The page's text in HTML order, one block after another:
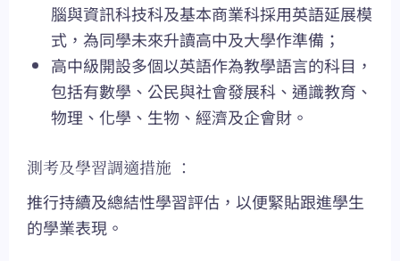
腦與資訊科技科及基本商業科採用英語延展模
式，為同學未來升讀高中及大學作準備；
高中級開設多個以英語作為教學語言的科目，
包括有數學、公民與社會發展科、通識教育、
物理、化學、生物、經濟及企會財。
測考及學習調適措施 ：
推行持續及總結性學習評估，以便緊貼跟進學生
的學業表現。